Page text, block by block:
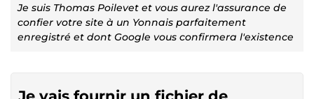
Je suis Thomas Poilevet et vous aurez l'assurance de
confier votre site à un Yonnais parfaitement
enregistré et dont Google vous confirmera l'existence